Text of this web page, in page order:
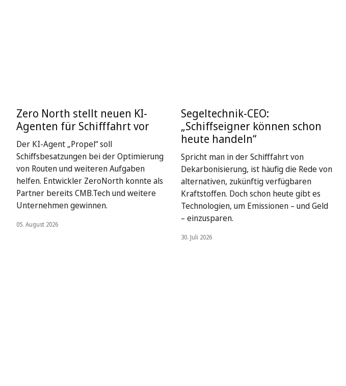
Zero North stellt neuen KI-
Agenten für Schifffahrt vor
Der KI-Agent „Propel“ soll
Schiffsbesatzungen bei der Optimierung
von Routen und weiteren Aufgaben
helfen. Entwickler ZeroNorth konnte als
Partner bereits CMB.Tech und weitere
Unternehmen gewinnen.
05. August 2026
Segeltechnik-CEO:
„Schiffseigner können schon
heute handeln“
Spricht man in der Schifffahrt von
Dekarbonisierung, ist häufig die Rede von
alternativen, zukünftig verfügbaren
Kraftstoffen. Doch schon heute gibt es
Technologien, um Emissionen – und Geld
– einzusparen.
30. Juli 2026